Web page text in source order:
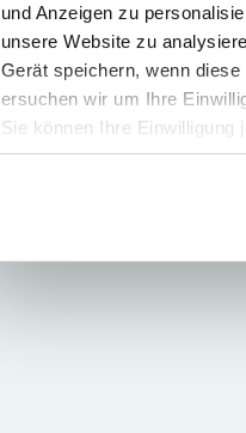
und Anzeigen zu
unsere Website zu
Gerät speichern, wenn
ersuchen wir um Ihre
Sie können Ihre Einwilligung